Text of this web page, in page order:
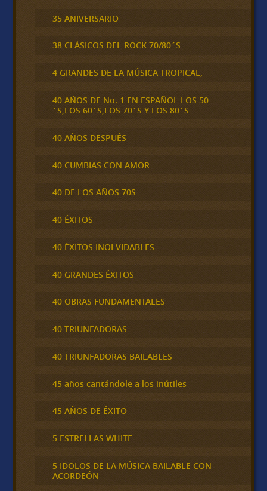
35 ANIVERSARIO
38 CLÁSICOS DEL ROCK 70/80´S
4 GRANDES DE LA MÚSICA TROPICAL,
40 AÑOS DE No. 1 EN ESPAÑOL LOS 50
´S,LOS 60´S,LOS 70´S Y LOS 80´S
40 AÑOS DESPUÉS
40 CUMBIAS CON AMOR
40 DE LOS AÑOS 70S
40 ÉXITOS
40 ÉXITOS INOLVIDABLES
40 GRANDES ÉXITOS
40 OBRAS FUNDAMENTALES
40 TRIUNFADORAS
40 TRIUNFADORAS BAILABLES
45 años cantándole a los inútiles
45 AÑOS DE ÉXITO
5 ESTRELLAS WHITE
5 IDOLOS DE LA MÚSICA BAILABLE CON
ACORDEÓN